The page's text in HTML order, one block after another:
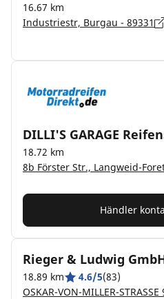
16.67 km
Industriestr, Burgau - 89331
DILLI'S GARAGE
18.72 km
8b Förster Str., Langweid-
Händler
Rieger & Ludwig
18.89 km 4.6/5(83)
OSKAR-VON-MILLER-